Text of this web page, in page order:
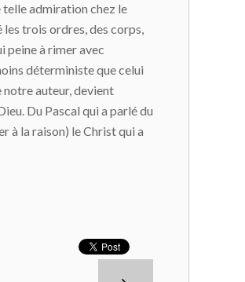
telle admiration chez le
les trois ordres, des corps,
peine à rimer avec
déterministe que celui
notre auteur, devient
Du Pascal qui a parlé du
à la raison) le Christ qui a